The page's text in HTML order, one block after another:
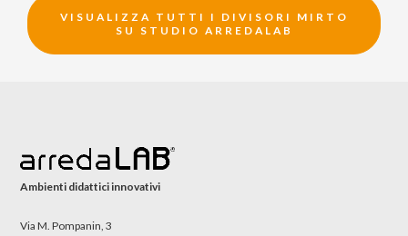
VISUALIZZA TUTTI I DIVISORI MIRTO
SU STUDIO ARREDALAB
Ambienti didattici innovativi
Via M. Pompanin, 3